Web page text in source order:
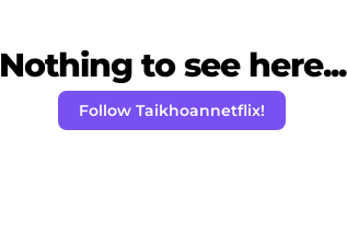
Nothing to see here...
Follow Taikhoannetflix!